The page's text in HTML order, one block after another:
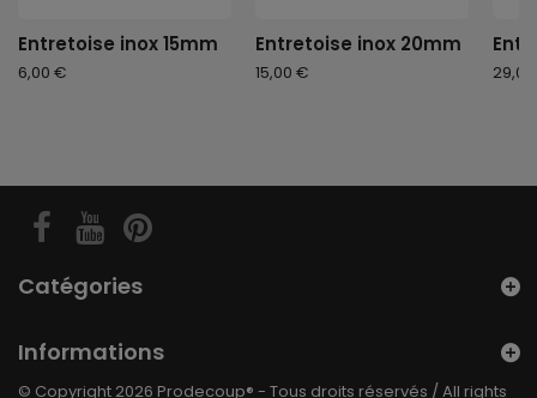
Entretoise inox 15mm
6,00 €
Entretoise inox 20mm
15,00 €
Catégories
Informations
© Copyright 2026 Prodecoup® - Tous droits réservés / All rights